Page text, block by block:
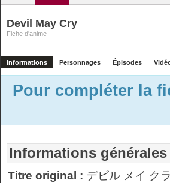
Devil May Cry
Fiche d'anime
Informations Personnages Épisodes
Pour compléter la
Informations générales
Titre original : デビル メイ ク